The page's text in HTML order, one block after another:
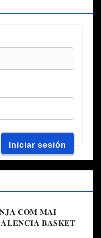
𝐂𝐎𝐌 𝐌𝐀𝐈
𝐁𝐀𝐒𝐊𝐄𝐓